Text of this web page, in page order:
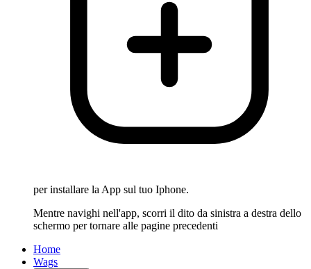
per installare la App sul tuo Iphone.
Mentre navighi nell'app, scorri il dito da sinistra a destra dello
schermo per tornare alle pagine precedenti
Home
Wags